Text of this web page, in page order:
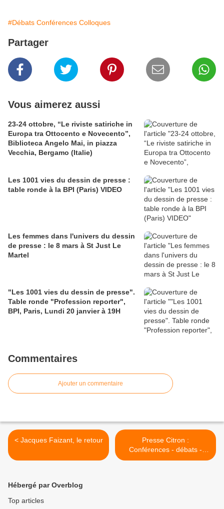
#Débats Conférences Colloques
Partager
Vous aimerez aussi
23-24 ottobre, “Le riviste satiriche in
Europa tra Ottocento e Novecento”,
Biblioteca Angelo Mai, in piazza
Vecchia, Bergamo (Italie)
Les 1001 vies du dessin de presse :
table ronde à la BPI (Paris) VIDEO
Les femmes dans l'univers du dessin
de presse : le 8 mars à St Just Le
Martel
"Les 1001 vies du dessin de presse".
Table ronde "Profession reporter",
BPI, Paris, Lundi 20 janvier à 19H
Commentaires
Ajouter un commentaire
< Jacques Faizant, le retour
Presse Citron :
Conférences - débats -
rencontres sur le dessin de
Hébergé par Overblog
Top articles